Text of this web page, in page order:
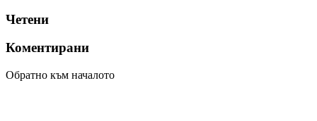
Четени
Коментирани
Обратно към началото